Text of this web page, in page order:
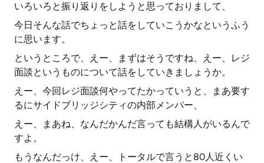
いろいろと振り返りをしようと思っておりまして、
今日そんな話でちょっと話をしていこうかなというふう
に思います。
というところで、えー、まずはそうですね、えー、レジ
面談というものについて話をしていきましょうか。
えー、今回レジ面談何やってたかっていうと、まあ要す
るにサイドブリッジシティの内部メンバー、
えー、まあね、なんだかんだ言っても結構人がいるんで
すよ。
もうなんだっけ、えー、トータルで言うと80人近くい